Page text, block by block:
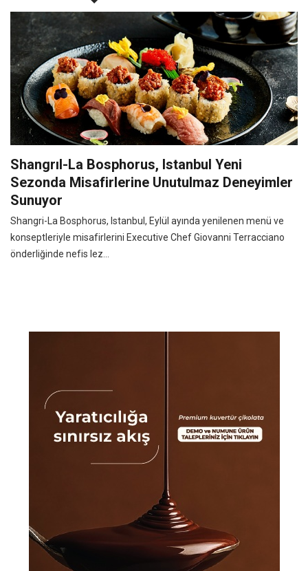
ShangrıI-La Bosphorus, Istanbul Yeni
Sezonda Misafirlerine Unutulmaz Deneyimler
Sunuyor
Shangri-La Bosphorus, Istanbul, Eylül ayında yenilenen menü ve
konseptleriyle misafirlerini Executive Chef Giovanni Terracciano
önderliğinde nefis lez...